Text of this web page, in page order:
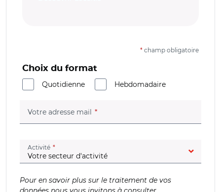
* champ obligatoire
Choix du format
Quotidienne
Hebdomadaire
Votre adresse mail (champ obligatoire)
Activité (champ obligatoire)
Pour en savoir plus sur le traitement de vos